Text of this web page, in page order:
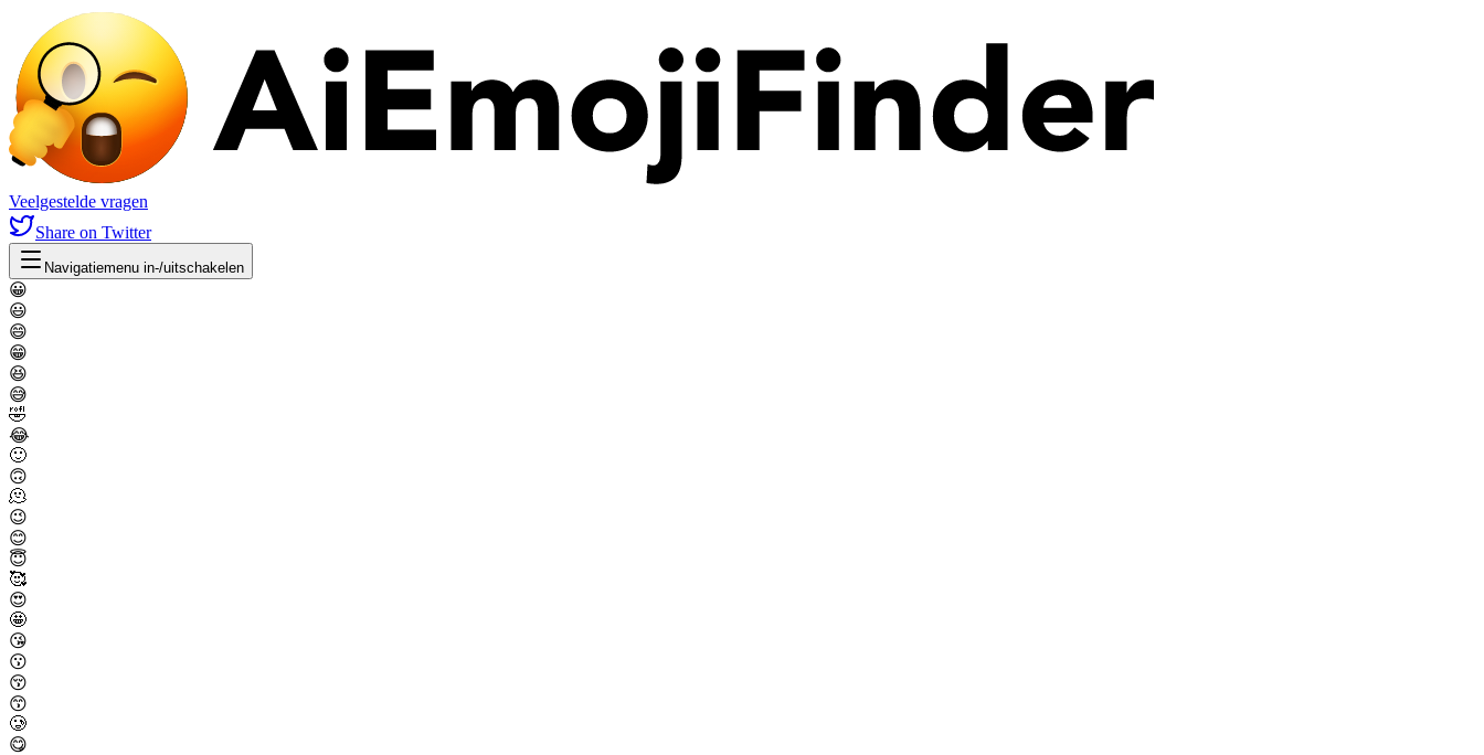
Veelgestelde vragen
Share on Twitter
Navigatiemenu in-/uitschakelen
😀
😃
😄
😁
😆
😅
🤣
😂
🙂
🙃
🫠
😉
😊
😇
🥰
😍
🤩
😘
😗
😚
😙
🥲
😋